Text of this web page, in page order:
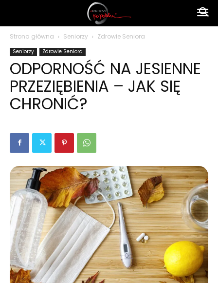
polsku
Strona główna Seniorzy Zdrowie Seniora
Seniorzy Zdrowie Seniora
ODPORNOŚĆ NA JESIENNE
PRZEZIĘBIENIA – JAK SIĘ
CHRONIĆ?